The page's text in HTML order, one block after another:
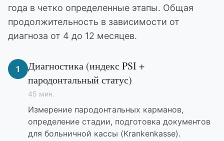
года в четко определенные этапы. Общая
продолжительность в зависимости от
диагноза от 4 до 12 месяцев.
1
Диагностика (индекс PSI +
пародонтальный статус)
45 мин.
Измерение пародонтальных карманов,
определение стадии, подготовка документов
для больничной кассы (Krankenkasse).